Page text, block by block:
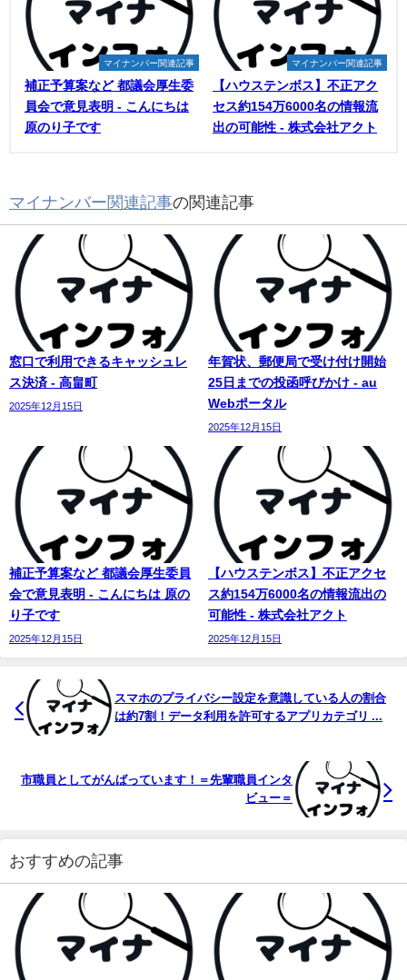
マイナンバー関連記事
補正予算案など 都議会厚生委
員会で意見表明 - こんにちは
原のり子です
マイナンバー関連記事
【ハウステンボス】不正アク
セス約154万6000名の情報流
出の可能性 - 株式会社アクト
マイナンバー関連記事の関連記事
窓口で利用できるキャッシュレ
ス決済 - 高畠町
2025年12月15日
年賀状、郵便局で受け付け開始
25日までの投函呼びかけ - au
Webポータル
2025年12月15日
補正予算案など 都議会厚生委員
会で意見表明 - こんにちは 原の
り子です
2025年12月15日
【ハウステンボス】不正アクセ
ス約154万6000名の情報流出の
可能性 - 株式会社アクト
2025年12月15日
スマホのプライバシー設定を意識している人の割合
は約7割！データ利用を許可するアプリカテゴリ ...
市職員としてがんばっています！＝先輩職員インタ
ビュー＝
おすすめの記事